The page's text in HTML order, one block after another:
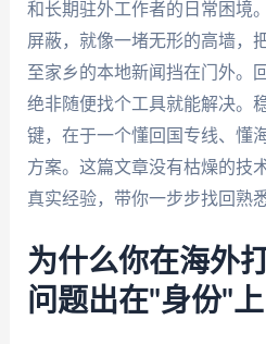
和长期驻外工作者的日常困境
屏蔽，就像一堵无形的高墙，
至家乡的本地新闻挡在门外。
绝非随便找个工具就能解决。
键，在于一个懂回国专线、懂
方案。这篇文章没有枯燥的技
真实经验，带你一步步找回熟
为什么你在海外
问题出在"身份"上